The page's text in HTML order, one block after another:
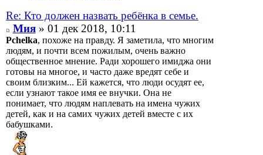
Re: Кто должен назвать ребёнка в семье.
Мия» 01 дек 2018, 10:11
Pchelka, похоже на правду. Я заметила, что многим
людям, и почти всем пожилым, очень важно
общественное мнение. Ради хорошего имиджа они
готовы на многое, и часто даже вредят себе и
своим близким... Ей кажется, что люди осудят ее,
если узнают такое имя ее внучки. Она не
понимает, что людям наплевать на имена чужих
детей, как и на самих чужих детей вместе с их
бабушками.